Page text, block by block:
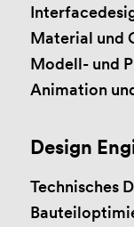
Material und
Modell- und
Animation
Design
Technisches